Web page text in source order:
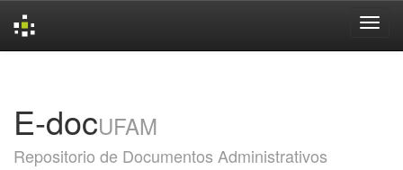
E-docUFAM
Repositorio de Documentos Administrativos